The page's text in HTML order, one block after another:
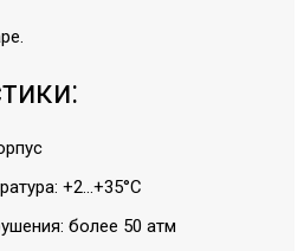
+2...+35°С
более 50 атм